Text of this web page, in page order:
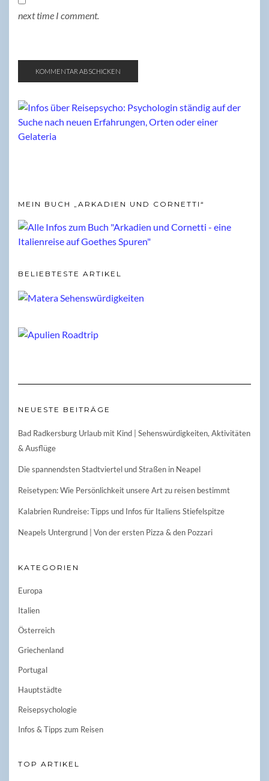
next time I comment.
MEIN BUCH „ARKADIEN UND CORNETTI“
BELIEBTESTE ARTIKEL
NEUESTE BEITRÄGE
Bad Radkersburg Urlaub mit Kind | Sehenswürdigkeiten, Aktivitäten
& Ausflüge
Die spannendsten Stadtviertel und Straßen in Neapel
Reisetypen: Wie Persönlichkeit unsere Art zu reisen bestimmt
Kalabrien Rundreise: Tipps und Infos für Italiens Stiefelspitze
Neapels Untergrund | Von der ersten Pizza & den Pozzari
KATEGORIEN
Europa
Italien
Österreich
Griechenland
Portugal
Hauptstädte
Reisepsychologie
Infos & Tipps zum Reisen
TOP ARTIKEL